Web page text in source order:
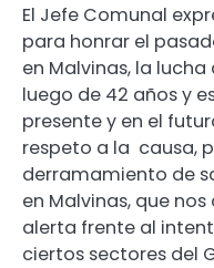
El Jefe Comunal
para honrar el
en Malvinas, la
luego de 42 años y
presente y en el
respeto a la causa,
derramamiento de
en Malvinas, que
alerta frente al
ciertos sectores del